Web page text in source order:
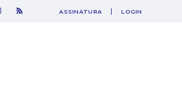
SAIR
ASSINATURA LOGIN